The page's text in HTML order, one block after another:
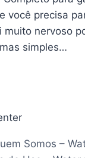
você precisa
muito nervoso
simples…
Somos –